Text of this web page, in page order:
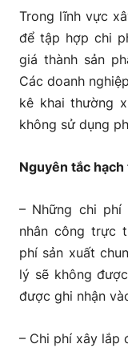
Trong lĩnh vực
để tập hợp chi
giá thành sản
Các doanh
kê khai thường
không sử dụng
Nguyên tắc
– Những chi
nhân công trực
phí sản xuất
lý sẽ không
được ghi nhận
– Chi phí xây lắp